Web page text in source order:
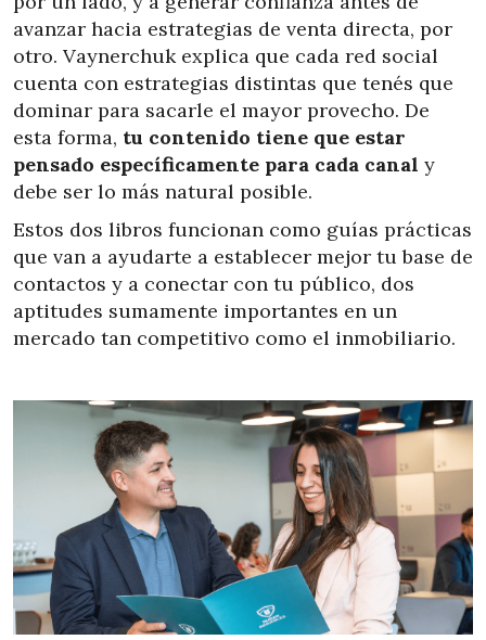
avanzar hacia estrategias de venta directa, por
otro. Vaynerchuk explica que cada red social
cuenta con estrategias distintas que tenés que
dominar para sacarle el mayor provecho. De
esta forma, tu contenido tiene que estar
pensado específicamente para cada canal y
debe ser lo más natural posible.
Estos dos libros funcionan como guías prácticas
que van a ayudarte a establecer mejor tu base de
contactos y a conectar con tu público, dos
aptitudes sumamente importantes en un
mercado tan competitivo como el inmobiliario.